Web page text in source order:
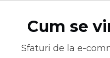
Cum se
Sfaturi de la e-